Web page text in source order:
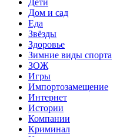
Дом и сад
Еда
Звёзды
Здоровье
Зимние виды спорта
ЗОЖ
Игры
Импортозамещение
Интернет
Истории
Компании
Криминал